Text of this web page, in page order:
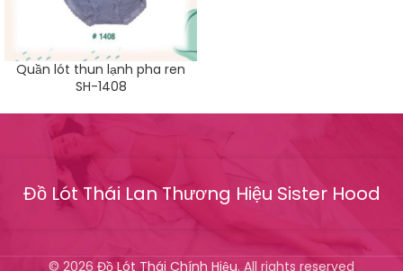
Quần lót thun lạnh pha ren
SH-1408
Đồ Lót Thái Lan Thương Hiệu Sister Hood
© 2026 Đồ Lót Thái Chính Hiệu. All rights reserved